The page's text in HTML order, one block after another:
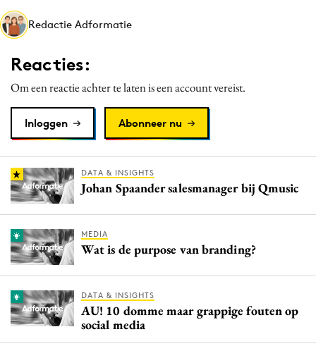
Media
Merkstrategie
PR
Reputatie & crisis
Redactie Adformatie
Reacties:
Om een reactie achter te laten is een account vereist.
Inloggen Abonneer nu
DATA & INSIGHTS
Johan Spaander salesmanager bij Qmusic
MEDIA
Wat is de purpose van branding?
DATA & INSIGHTS
AU! 10 domme maar grappige fouten op
social media